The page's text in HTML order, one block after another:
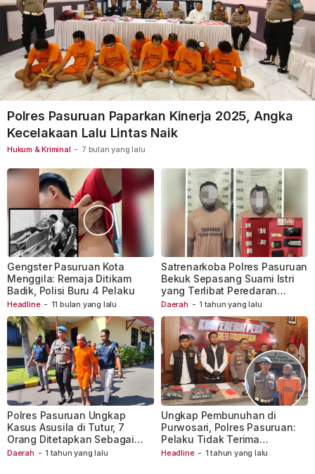
Hukum & Kriminal - 7 bulan yang lalu
Polres Pasuruan Paparkan Kinerja 2025, Angka
Kecelakaan Lalu Lintas Naik
Headline - 11 bulan yang lalu
Gengster Pasuruan Kota
Menggila: Remaja Ditikam
Badik, Polisi Buru 4 Pelaku
Daerah - 1 tahun yang lalu
Satrenarkoba Polres Pasuruan
Bekuk Sepasang Suami Istri
yang Terlibat Peredaran
Narkoba
Daerah - 1 tahun yang lalu
Polres Pasuruan Ungkap
Kasus Asusila di Tutur, 7
Orang Ditetapkan Sebagai
Tersangka
Headline - 1 tahun yang lalu
Ungkap Pembunuhan di
Purwosari, Polres Pasuruan:
Pelaku Tidak Terima
Dilecehkan